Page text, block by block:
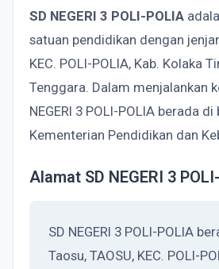
SD NEGERI 3 POLI-POLIA
satuan pendidikan dengan
KEC. POLI-POLIA, Kab. Kolaka
Tenggara. Dalam menjalankan
NEGERI 3 POLI-POLIA berada
Kementerian Pendidikan dan
Alamat SD NEGERI 3
SD NEGERI 3 POLI-POLIA
Taosu, TAOSU, KEC. POLI-